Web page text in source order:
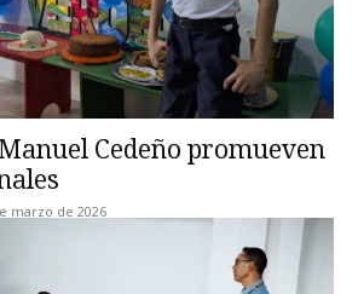
Cedeño promueven
marzo de 2026